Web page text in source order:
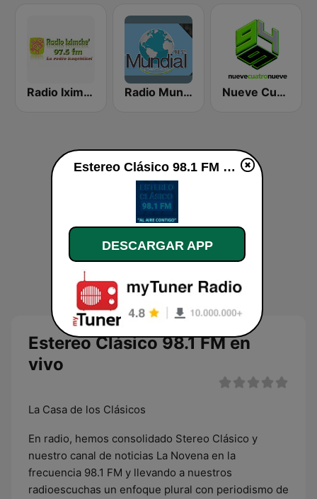
Radio Iximche’ Radio Mundial Nueve Cuatro Nueve (949)
Estereo Clásico 98.1 FM en
vivo
La Casa de los Clásicos
En radio, hemos consolidado Stereo Clásico y
nuestro canal de noticias La Novena en la
frecuencia 98.1 FM y llevando a nuestros
radioescuchas un enfoque plural con periodismo de
Estereo Clásico 98.1 FM en vivo
DESCARGAR APP